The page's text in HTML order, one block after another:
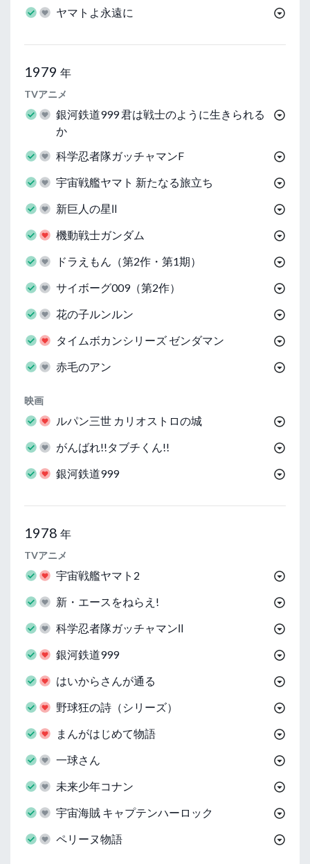
ヤマトよ永遠に
1979 年
TVアニメ
銀河鉄道999 君は戦士のように生きられる
か
科学忍者隊ガッチャマンF
宇宙戦艦ヤマト 新たなる旅立ち
新巨人の星Ⅱ
機動戦士ガンダム
ドラえもん（第2作・第1期）
サイボーグ009（第2作）
花の子ルンルン
タイムボカンシリーズ ゼンダマン
赤毛のアン
映画
ルパン三世 カリオストロの城
がんばれ!!タブチくん!!
銀河鉄道999
1978 年
TVアニメ
宇宙戦艦ヤマト2
新・エースをねらえ!
科学忍者隊ガッチャマンⅡ
銀河鉄道999
はいからさんが通る
野球狂の詩（シリーズ）
まんがはじめて物語
一球さん
未来少年コナン
宇宙海賊 キャプテンハーロック
ペリーヌ物語